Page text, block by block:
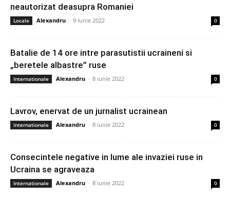
neautorizat deasupra Romaniei
Locale Alexandru - 9 iunie 2022 0
Batalie de 14 ore intre parasutistii ucraineni si
„beretele albastre” ruse
Internationale Alexandru - 8 iunie 2022 0
Lavrov, enervat de un jurnalist ucrainean
Internationale Alexandru - 8 iunie 2022 0
Consecintele negative in lume ale invaziei ruse in
Ucraina se agraveaza
Internationale Alexandru - 8 iunie 2022 0